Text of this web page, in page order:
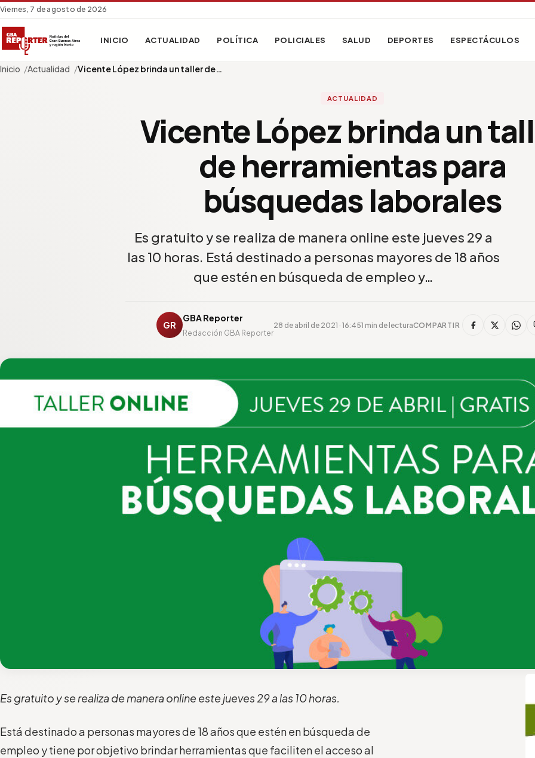
Viernes, 7 de agosto de 2026
INICIO ACTUALIDAD POLÍTICA POLICIALES SALUD DEPORTES ESPECTÁCULOS
Inicio Actualidad Vicente López brinda un taller de…
ACTUALIDAD
Vicente López brinda un
de herramientas para
búsquedas laborales
Es gratuito y se realiza de manera online este jueves 29 a
las 10 horas. Está destinado a personas mayores de 18 años
que estén en búsqueda de empleo y…
GR
GBA Reporter
Redacción GBA Reporter
28 de abril de 2021 · 16:451 min de lecturaCOMPARTIR
Es gratuito y se realiza de manera online este jueves 29 a las 10 horas.
Está destinado a personas mayores de 18 años que estén en búsqueda de
empleo y tiene por objetivo brindar herramientas que faciliten el acceso al